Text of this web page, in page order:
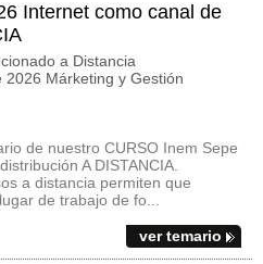
Internet como canal de
a Distancia
2026 Márketing y Gestión
de nuestro CURSO Inem Sepe
A DISTANCIA.
a distancia permiten que
de trabajo de fo...
ver temario